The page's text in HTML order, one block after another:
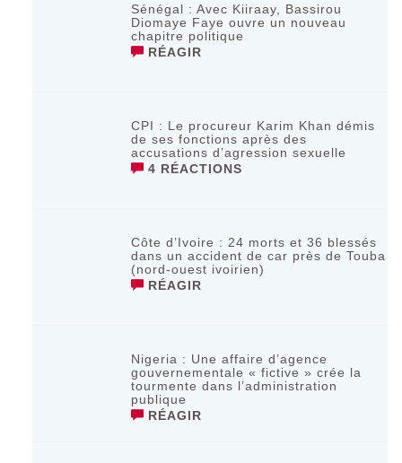
Sénégal : Avec Kiiraay, Bassirou
Diomaye Faye ouvre un nouveau
chapitre politique
RÉAGIR
CPI : Le procureur Karim Khan démis
de ses fonctions après des
accusations d’agression sexuelle
4 RÉACTIONS
Côte d’Ivoire : 24 morts et 36 blessés
dans un accident de car près de Touba
(nord-ouest ivoirien)
RÉAGIR
Nigeria : Une affaire d’agence
gouvernementale « fictive » crée la
tourmente dans l’administration
publique
RÉAGIR